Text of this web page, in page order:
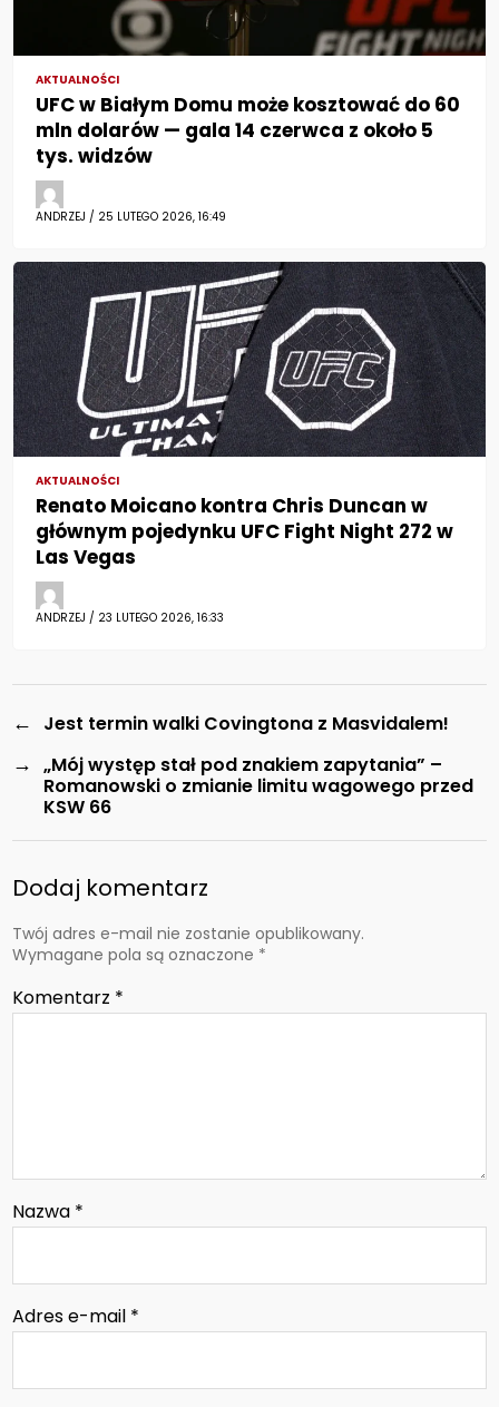
AKTUALNOŚCI
UFC w Białym Domu może kosztować do 60
mln dolarów — gala 14 czerwca z około 5
tys. widzów
ANDRZEJ / 25 LUTEGO 2026, 16:49
AKTUALNOŚCI
Renato Moicano kontra Chris Duncan w
głównym pojedynku UFC Fight Night 272 w
Las Vegas
ANDRZEJ / 23 LUTEGO 2026, 16:33
← Jest termin walki Covingtona z Masvidalem!
→ „Mój występ stał pod znakiem zapytania” –
Romanowski o zmianie limitu wagowego przed
KSW 66
Dodaj komentarz
Twój adres e-mail nie zostanie opublikowany.
Wymagane pola są oznaczone *
Komentarz *
Nazwa *
Adres e-mail *